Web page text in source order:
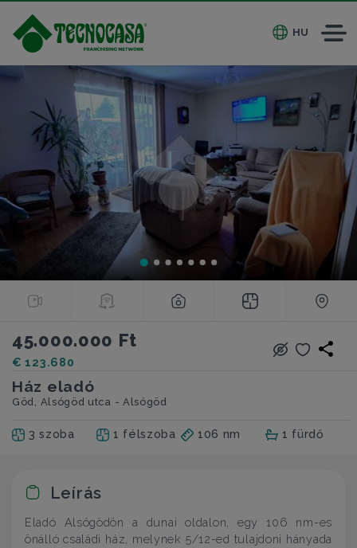
HU
45.000.000 Ft
€ 123.680
Ház eladó
Göd, Alsógöd utca - Alsógöd
3 szoba 1 félszoba 106 nm 1 fürdő
Leírás
Eladó Alsógödön a dunai oldalon, egy 106 nm-es
önálló családi ház, melynek 5/12-ed tulajdoni hányada